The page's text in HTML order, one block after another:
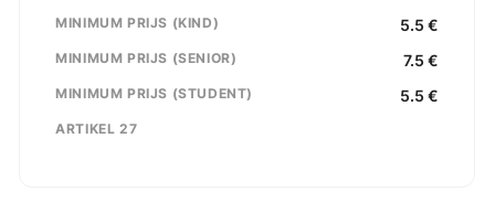
MINIMUM PRIJS (KIND) 5.5 €
MINIMUM PRIJS (SENIOR) 7.5 €
MINIMUM PRIJS (STUDENT) 5.5 €
ARTIKEL 27